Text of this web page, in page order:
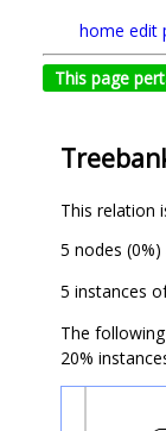
home edit
This page
This relation
5 nodes
5 instances
The
20%